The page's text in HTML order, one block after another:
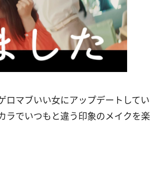
ロマブいい女にアップデートしてい
ラでいつもと違う印象のメイクを楽